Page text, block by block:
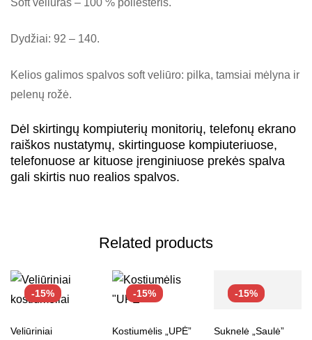
Dydžiai: 92 – 140.
Kelios galimos spalvos soft veliūro: pilka, tamsiai mėlyna ir
pelenų rožė.
Dėl skirtingų kompiuterių monitorių, telefonų ekrano
raiškos nustatymų, skirtinguose kompiuteriuose,
telefonuose ar kituose įrenginiuose prekės spalva
gali skirtis nuo realios spalvos.
Related products
-15%
Veliūriniai
-15%
Kostiumėlis „UPĖ”
-15%
Suknelė „Saulė”